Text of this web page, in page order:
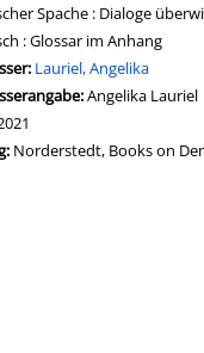
Spache : Dialoge
: Glossar im Anhang
Suche nach diesem
Lauriel, Angelika
Angelika Lauriel
Norderstedt, Books on